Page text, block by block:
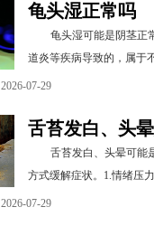
龟头湿正常吗
龟头湿可能是阴茎正
道炎等疾病导致的，属于
2026-07-29
舌苔发白、头
舌苔发白、头晕可能
方式缓解症状。1.情绪压
2026-07-29